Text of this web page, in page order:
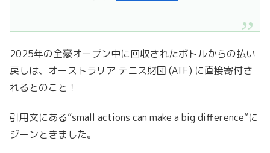
2025年の全豪オープン中に回収されたボトルからの払い
戻しは、オーストラリア テニス財団 (ATF) に直接寄付さ
れるとのこと！
引用文にある”small actions can make a big difference”に
ジーンときました。